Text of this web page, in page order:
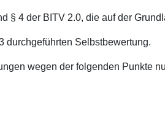
§ 4 der BITV 2.0, die auf der
durchgeführten Selbstbewertung.
wegen der folgenden Punkte